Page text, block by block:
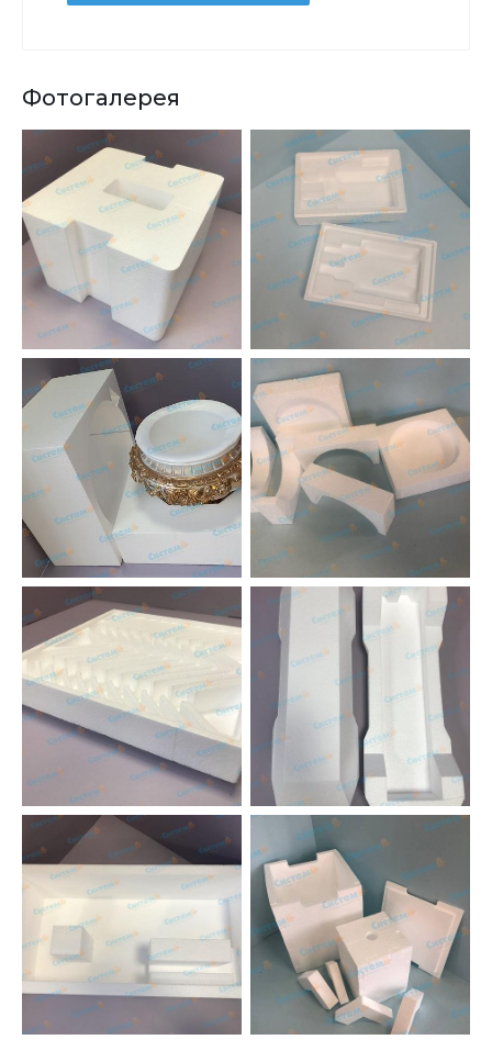
Фотогалерея